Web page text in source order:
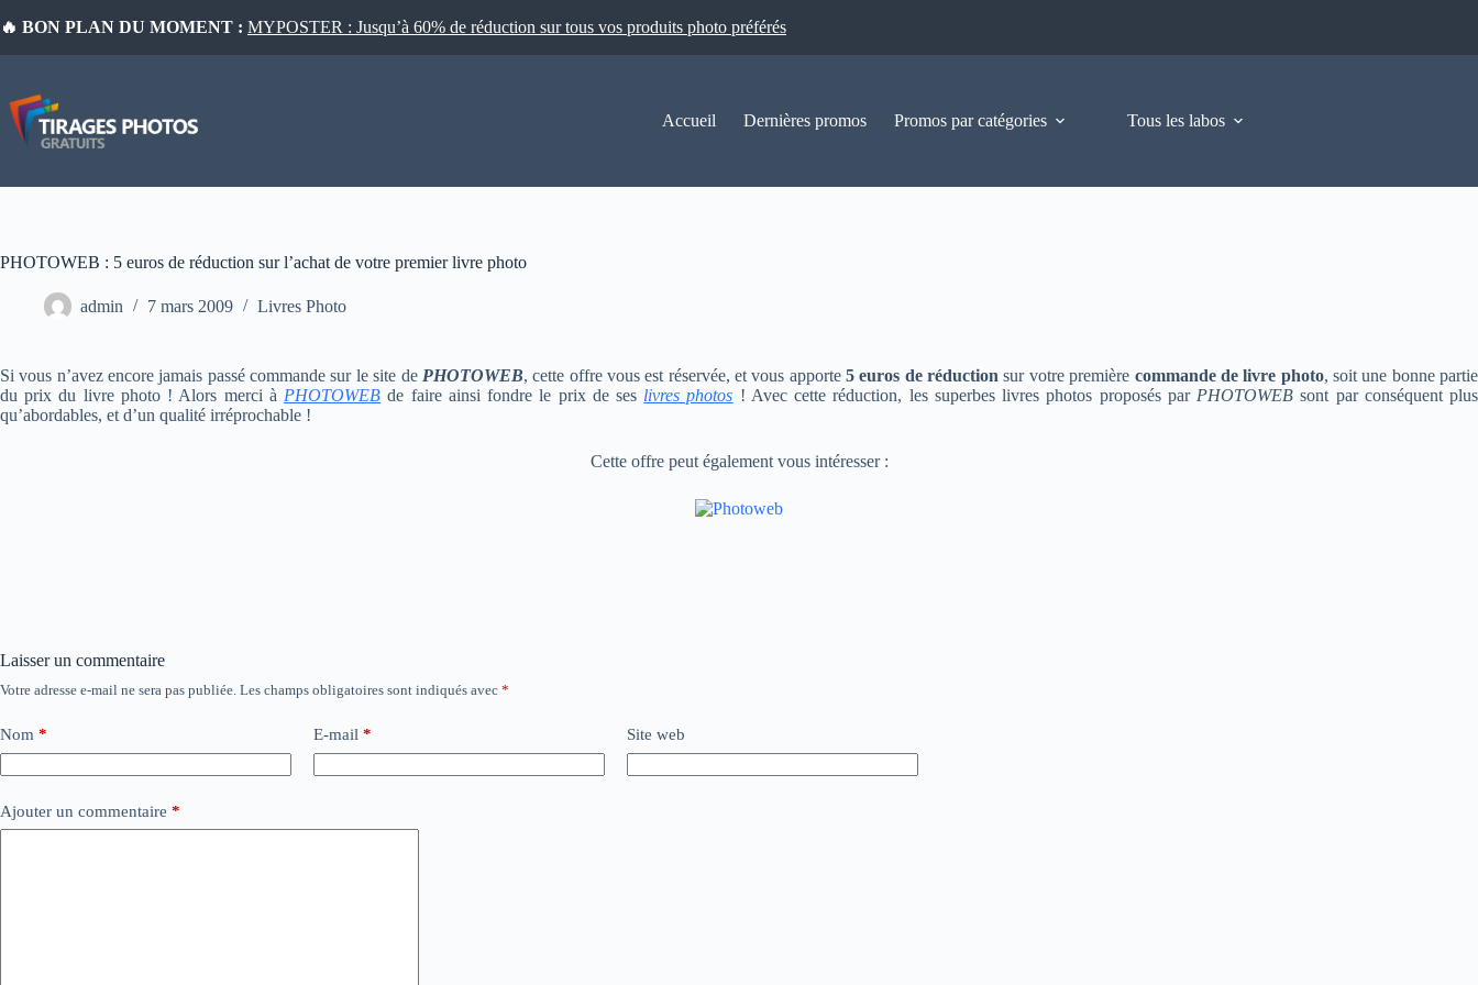
au
🔥 BON PLAN DU MOMENT : MYPOSTER : Jusqu’à 60% de réduction sur tous vos produits photo préférés
Accueil Dernières promos Promos par catégories Tous les labos
PHOTOWEB : 5 euros de réduction sur l’achat de votre premier livre photo
admin 7 mars 2009 Livres Photo
Si vous n’avez encore jamais passé commande sur le site de PHOTOWEB, cette offre vous est réservée, et vous apporte5 euros de réduction sur votre première commande de livre photo, soit une bonne partie
du prix du livre photo ! Alors merci à PHOTOWEB de faire ainsi fondre le prix de ses livres photos ! Avec cette réduction, les superbes livres photos proposés par PHOTOWEB sont par conséquent plus
qu’abordables, et d’un qualité irréprochable !
Cette offre peut également vous intéresser :
Laisser un commentaire
Votre adresse e-mail ne sera pas publiée. Les champs obligatoires sont indiqués avec *
Nom * E-mail * Site web
Ajouter un commentaire *